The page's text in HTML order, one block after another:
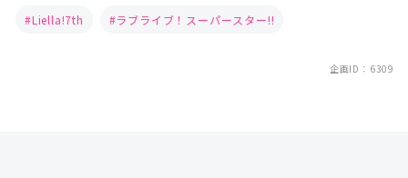
Liella!7th ラブライブ！スーパースター!!
企画ID：6309